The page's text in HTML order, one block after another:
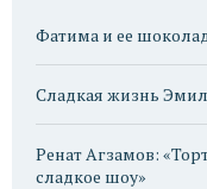
Фатима и ее
Сладкая жизнь
Ренат Агзамов:
сладкое шоу»